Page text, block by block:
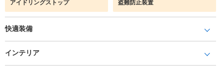
アイドリングストップ 盗難防止装置
快適装備
インテリア